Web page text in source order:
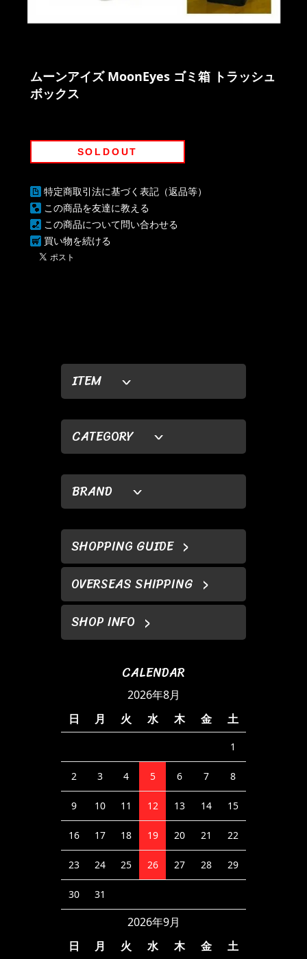
ITEM
CATEGORY
BRAND
SHOPPING GUIDE
OVERSEAS SHIPPING
SHOP INFO
CALENDAR
2026年8月
日
月 火 水 木 金 土
1
2 3 4 5 6 7 8
9 10 11 12 13 14 15
16 17 18 19 20 21 22
23 24 25 26 27 28 29
30 31
2026年9月
日
月 火 水 木 金 土
ムーンアイズ MoonEyes ゴミ箱 トラッシュ
ボックス
SOLDOUT
特定商取引法に基づく表記（返品等）
この商品を友達に教える
この商品について問い合わせる
買い物を続ける